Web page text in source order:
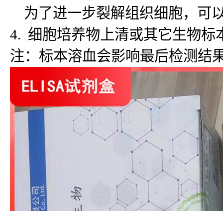
为了进一步裂解组织细胞，可
4. 细胞培养物上清或其它生物
注：标本溶血会影响最后检测结